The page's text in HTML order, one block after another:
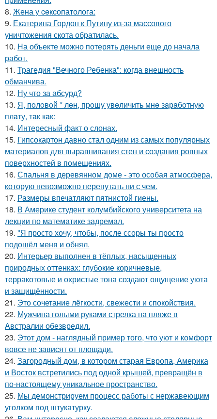
8. Жена у ceкcопатолога:
9. Екатерина Гордон к Путину из-за массового
уничтожения скота обратилась.
10. На объекте можно потерять деньги еще до начала
работ.
11. Трагедия "Вечного Ребенка": когда внешность
обманчива.
12. Ну что за абсурд?
13. Я, пoлoвoй * лeн, прoшу увeличить мнe зaрaбoтную
плaту, тaк кaк:
14. Интересный факт о слонах.
15. Гипсокартон давно стал одним из самых популярных
материалов для выравнивания стен и создания ровных
поверхностей в помещениях.
16. Спальня в деревянном доме - это особая атмосфера,
которую невозможно перепутать ни с чем.
17. Размеры впечатляют пятнистой гиены.
18. В Америке студент колумбийского университета на
лекции по математике задремал.
19. "Я просто хочу, чтобы, после ссоры ты просто
подошёл меня и обнял.
20. Интерьер выполнен в тёплых, насыщенных
природных оттенках: глубокие коричневые,
терракотовые и охристые тона создают ощущение уюта
и защищённости.
21. Это сочетание лёгкости, свежести и спокойствия.
22. Мужчина голыми руками стрелка на пляже в
Австралии обезвредил.
23. Этот дом - наглядный пример того, что уют и комфорт
вовсе не зависят от площади.
24. Загородный дом, в котором старая Европа, Америка
и Восток встретились под одной крышей, превращён в
по-настоящему уникальное пространство.
25. Мы демонстрируем процесс работы с нержавеющим
уголком под штукатурку.